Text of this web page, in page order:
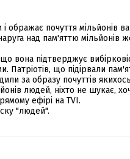
почуття мільйонів
над пам'яттю мільйонів
вона підтверджує
що підірвали
за образу почуттів
людей, ніхто не шукає,
ефірі на TVI.
"людей".